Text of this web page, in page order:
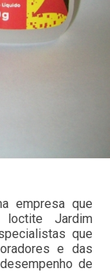
empresa que
loctite Jardim
que
e das
de